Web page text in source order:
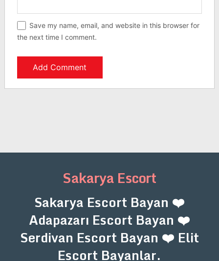
Save my name, email, and website in this browser for
the next time I comment.
Sakarya Escort
Sakarya Escort Bayan ❤️
Adapazarı Escort Bayan ❤️
Serdivan Escort Bayan ❤️ Elit
Escort Bayanlar.